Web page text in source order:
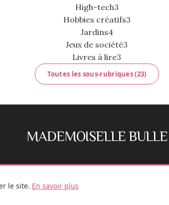
High-tech3
Hobbies créatifs3
Jardins4
Jeux de société3
Livres à lire3
Toutes les sous-rubriques (23)
MADEMOISELLE BULLE
© 2026 Mademoiselle Bulle
le site. En savoir plus